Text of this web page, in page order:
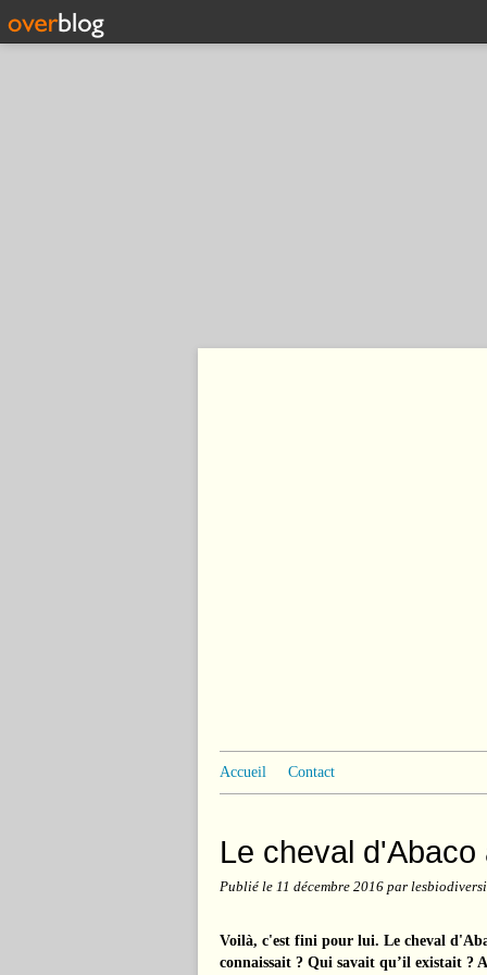
Accueil Contact
Le cheval d'Abaco
Publié le 11 décembre 2016 par
Voilà, c'est fini pour lui. Le cheval
connaissait ? Qui savait qu’il existait ?